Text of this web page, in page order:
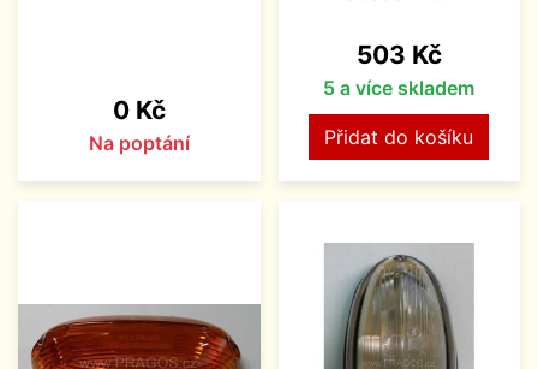
Cena
0 Kč
Na poptání
Cena
503 Kč
5 a více skladem
Přidat do košíku